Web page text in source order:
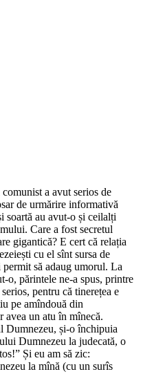
a avut serios de
de urmărire informativă
soartă au avut-o și ceilalți
Care a fost secretul
gigantică? E cert că relația
cu el sînt sursa de
să adaug umorul. La
o, părintele ne-a spus, printre
pentru că tinerețea e
pe amîndouă din
avea un atu în mînecă.
Dumnezeu, și-o închipuia
Dumnezeu la judecată, o
Și eu am să zic:
la mînă (cu un surîs